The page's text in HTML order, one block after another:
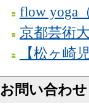
flow yoga
京都芸術
【松ヶ崎
お問い合わせ